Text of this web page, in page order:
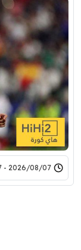
2026/08/07 - 14:07